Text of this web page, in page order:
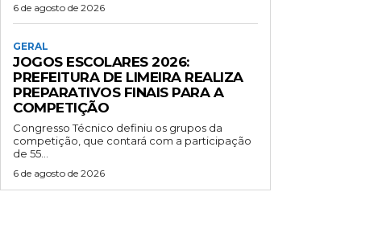
6 de agosto de 2026
GERAL
JOGOS ESCOLARES 2026:
PREFEITURA DE LIMEIRA REALIZA
PREPARATIVOS FINAIS PARA A
COMPETIÇÃO
Congresso Técnico definiu os grupos da
competição, que contará com a participação
de 55...
6 de agosto de 2026